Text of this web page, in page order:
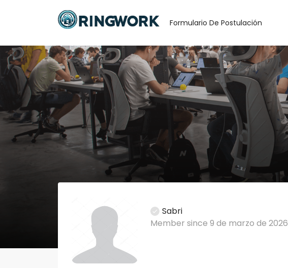
Formulario De Postulación
Sabri
Member since 9 de marzo de 2026